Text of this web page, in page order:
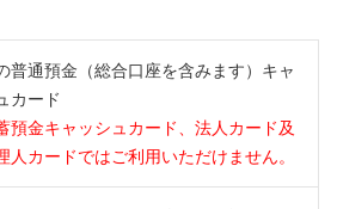
普通預金（総合口座を含みます）キャ
カード
預金キャッシュカード、法人カード及
人カードではご利用いただけません。